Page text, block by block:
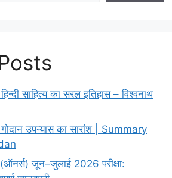
साहित्य का सरल इतिहास – विश्वनाथ
उपन्यास का सारांश | Summary
(ऑनर्स) जून–जुलाई 2026 परीक्षा: